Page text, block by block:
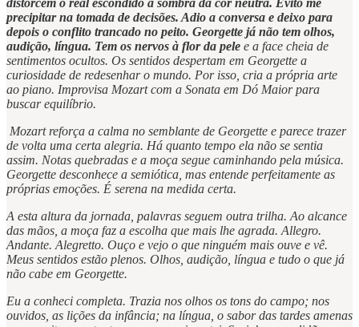
precipitar na tomada de decisões. Adio a conversa e deixo para
depois o conflito trancado no peito. Georgette já não tem olhos,
audição, língua. Tem os nervos à flor da pele e a face cheia de
sentimentos ocultos. Os sentidos despertam em Georgette a
curiosidade de redesenhar o mundo. Por isso, cria a própria arte
ao piano. Improvisa Mozart com a Sonata em Dó Maior para
buscar equilíbrio.
Mozart reforça a calma no semblante de Georgette e parece trazer
de volta uma certa alegria. Há quanto tempo ela não se sentia
assim. Notas quebradas e a moça segue caminhando pela música.
Georgette desconhece a semiótica, mas entende perfeitamente as
próprias emoções. É serena na medida certa.
A esta altura da jornada, palavras seguem outra trilha. Ao alcance
das mãos, a moça faz a escolha que mais lhe agrada. Allegro.
Andante. Alegretto. Ouço e vejo o que ninguém mais ouve e vê.
Meus sentidos estão plenos. Olhos, audição, língua e tudo o que já
não cabe em Georgette.
Eu a conheci completa. Trazia nos olhos os tons do campo; nos
ouvidos, as lições da infância; na língua, o sabor das tardes amenas